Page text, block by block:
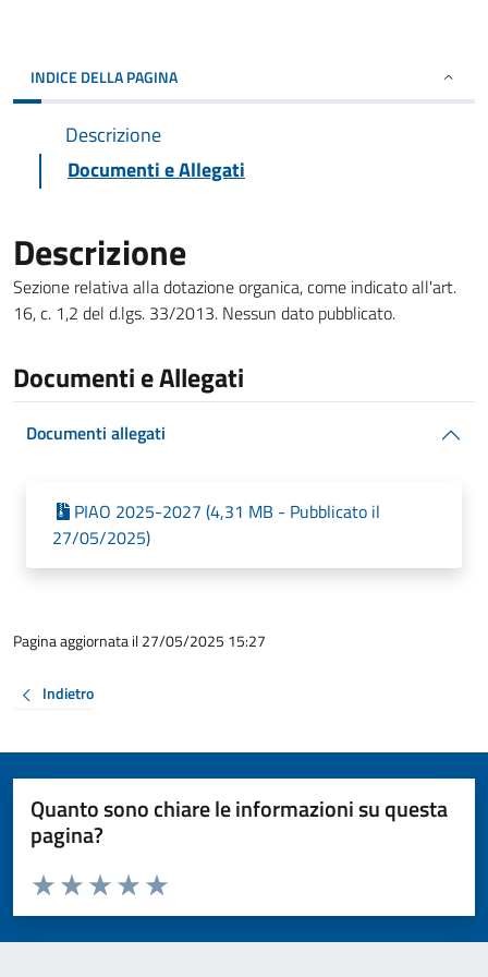
INDICE DELLA PAGINA
Descrizione
Documenti e Allegati
Descrizione
Sezione relativa alla dotazione organica, come indicato all'art.
16, c. 1,2 del d.lgs. 33/2013. Nessun dato pubblicato.
Documenti e Allegati
Documenti allegati
PIAO 2025-2027 (4,31 MB - Pubblicato il
27/05/2025)
Pagina aggiornata il 27/05/2025 15:27
Indietro
Quanto sono chiare le informazioni su questa
pagina?
Valuta da 1 a 5 stelle la pagina
Valuta 5 stelle su 5
Valuta 4 stelle su 5
Valuta 3 stelle su 5
Valuta 2 stelle su 5
Valuta 1 stelle su 5